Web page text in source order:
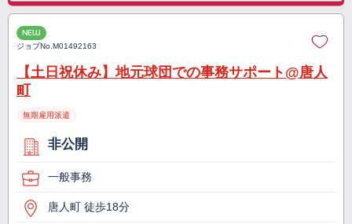
NEW
ジョブNo.M01492163
【土日祝休み】地元球団での事務サポート@唐人
町
無期雇用派遣
非公開
一般事務
唐人町 徒歩18分